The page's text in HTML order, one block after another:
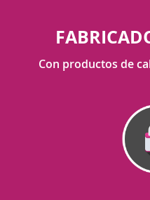
Con productos de